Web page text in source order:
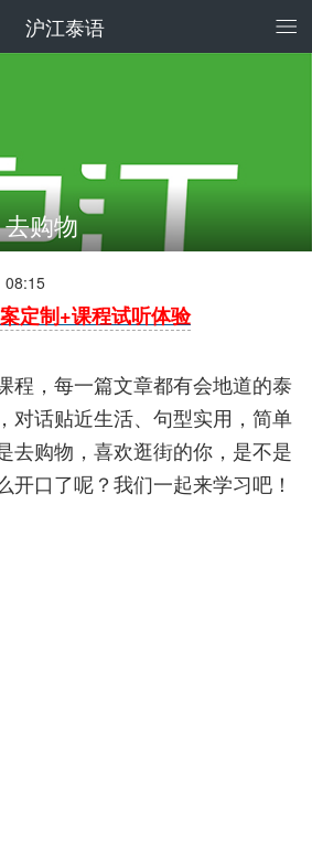
沪江泰语
购物
08:15
定制+课程试听体验
程，每一篇文章都有会地道的泰
对话贴近生活、句型实用，简单
去购物，喜欢逛街的你，是不是
开口了呢？我们一起来学习吧！